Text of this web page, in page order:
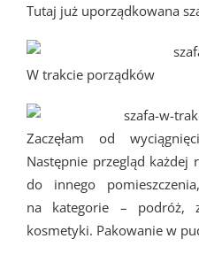
Tutaj już uporządkowana
W trakcie porządków
Zaczęłam od
Następnie przegląd każdej
do innego
na kategorie – podróż,
kosmetyki. Pakowanie w